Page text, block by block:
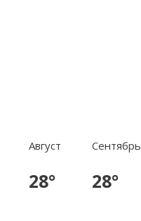
Август
28°
Сентябрь
28°